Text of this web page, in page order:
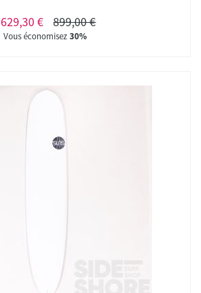
629,30 €
899,00 €
Vous économisez30%